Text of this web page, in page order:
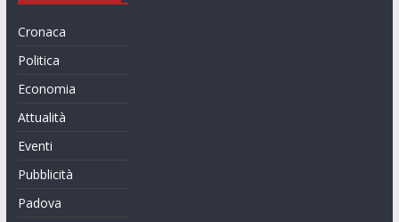
Cronaca
Politica
Economia
Attualità
Eventi
Pubblicità
Padova